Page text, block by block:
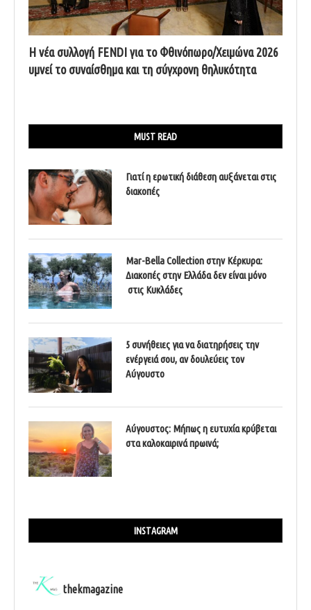
Η νέα συλλογή FENDI για το Φθινόπωρο/Χειμώνα 2026
υμνεί το συναίσθημα και τη σύγχρονη θηλυκότητα
MUST READ
Γιατί η ερωτική διάθεση αυξάνεται στις
διακοπές
Mar-Bella Collection στην Κέρκυρα:
Διακοπές στην Ελλάδα δεν είναι μόνο
στις Κυκλάδες
5 συνήθειες για να διατηρήσεις την
ενέργειά σου, αν δουλεύεις τον
Αύγουστο
Αύγουστος: Μήπως η ευτυχία κρύβεται
στα καλοκαιρινά πρωινά;
INSTAGRAM
thekmagazine